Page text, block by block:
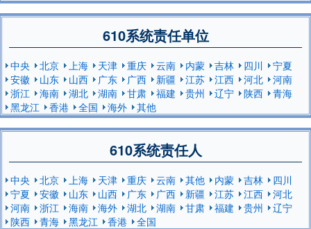
610系统责任单位
中央 北京 上海 天津 重庆 云南 内蒙 吉林 四川
宁夏
安徽
山东 山西 广东 广西 新疆 江苏 江西 河北
河南
浙江
海南 湖北 湖南 甘肃 福建 贵州 辽宁 陕西
青海
黑龙江
香港 全国 海外 其他
610系统责任人
中央 北京 上海 天津 重庆 云南 其他 内蒙 吉林
四川
宁夏
安徽 山东 山西 广东 广西 新疆 江苏 江西
河北
河南
浙江 海南 海外 湖北 湖南 甘肃 福建 贵州
辽宁
陕西
青海 黑龙江 香港 全国